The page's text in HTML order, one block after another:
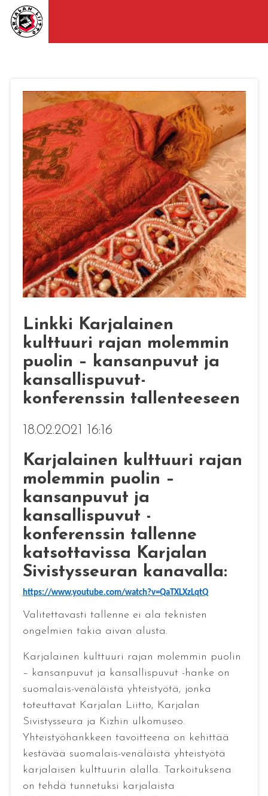
Linkki Karjalainen
kulttuuri rajan molemmin
puolin – kansanpuvut ja
kansallispuvut-
konferenssin tallenteeseen
18.02.2021 16:16
Karjalainen kulttuuri rajan
molemmin puolin –
kansanpuvut ja
kansallispuvut -
konferenssin tallenne
katsottavissa Karjalan
Sivistysseuran kanavalla:
https://www.youtube.com/watch?v=QaTXLXzLqtQ
Valitettavasti tallenne ei ala teknisten
ongelmien takia aivan alusta.
Karjalainen kulttuuri rajan molemmin puolin
– kansanpuvut ja kansallispuvut -hanke on
suomalais-venäläistä yhteistyötä, jonka
toteuttavat Karjalan Liitto, Karjalan
Sivistysseura ja Kizhin ulkomuseo.
Yhteistyöhankkeen tavoitteena on kehittää
kestävää suomalais-venäläistä yhteistyötä
karjalaisen kulttuurin alalla. Tarkoituksena
on tehdä tunnetuksi karjalaista